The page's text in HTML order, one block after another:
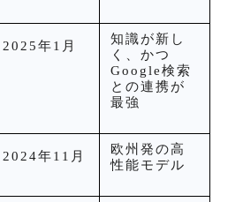
2025年1 月
知識が新し
く、かつ
Google検索
との連携が
最強
2024年11 月
欧州発の高
性能モデル